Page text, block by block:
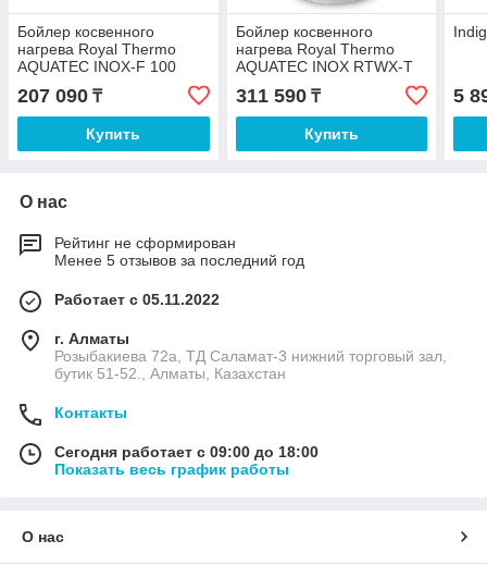
Бойлер косвенного
нагрева Royal Thermo
AQUATEC INOX-F 100
настенный
207 090 ₸
Купить
Бойлер косвенного
нагрева Royal Thermo
AQUATEC INOX RTWX-T
150 напольный верхнее
подключение
311 590₸
Купить
5
О нас
Рейтинг не сформирован
Менее 5 отзывов за последний год
Работает с 05.11.2022
г. Алматы
Розыбакиева 72а, ТД Саламат-3 нижний торговый зал,
бутик 51-52., Алматы, Казахстан
Контакты
Сегодня работает с 09:00 до 18:00
Показать весь график работы
О нас